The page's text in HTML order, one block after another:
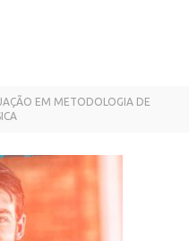
EM METODOLOGIA DE